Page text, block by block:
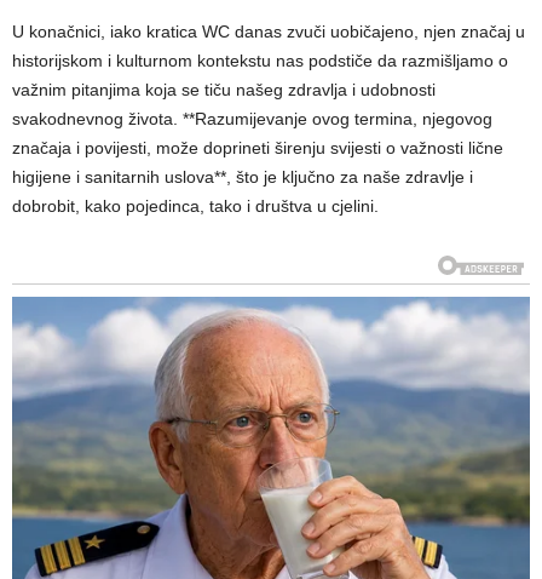
U konačnici, iako kratica WC danas zvuči uobičajeno, njen značaj u
historijskom i kulturnom kontekstu nas podstiče da razmišljamo o
važnim pitanjima koja se tiču našeg zdravlja i udobnosti
svakodnevnog života. **Razumijevanje ovog termina, njegovog
značaja i povijesti, može doprineti širenju svijesti o važnosti lične
higijene i sanitarnih uslova**, što je ključno za naše zdravlje i
dobrobit, kako pojedinca, tako i društva u cjelini.